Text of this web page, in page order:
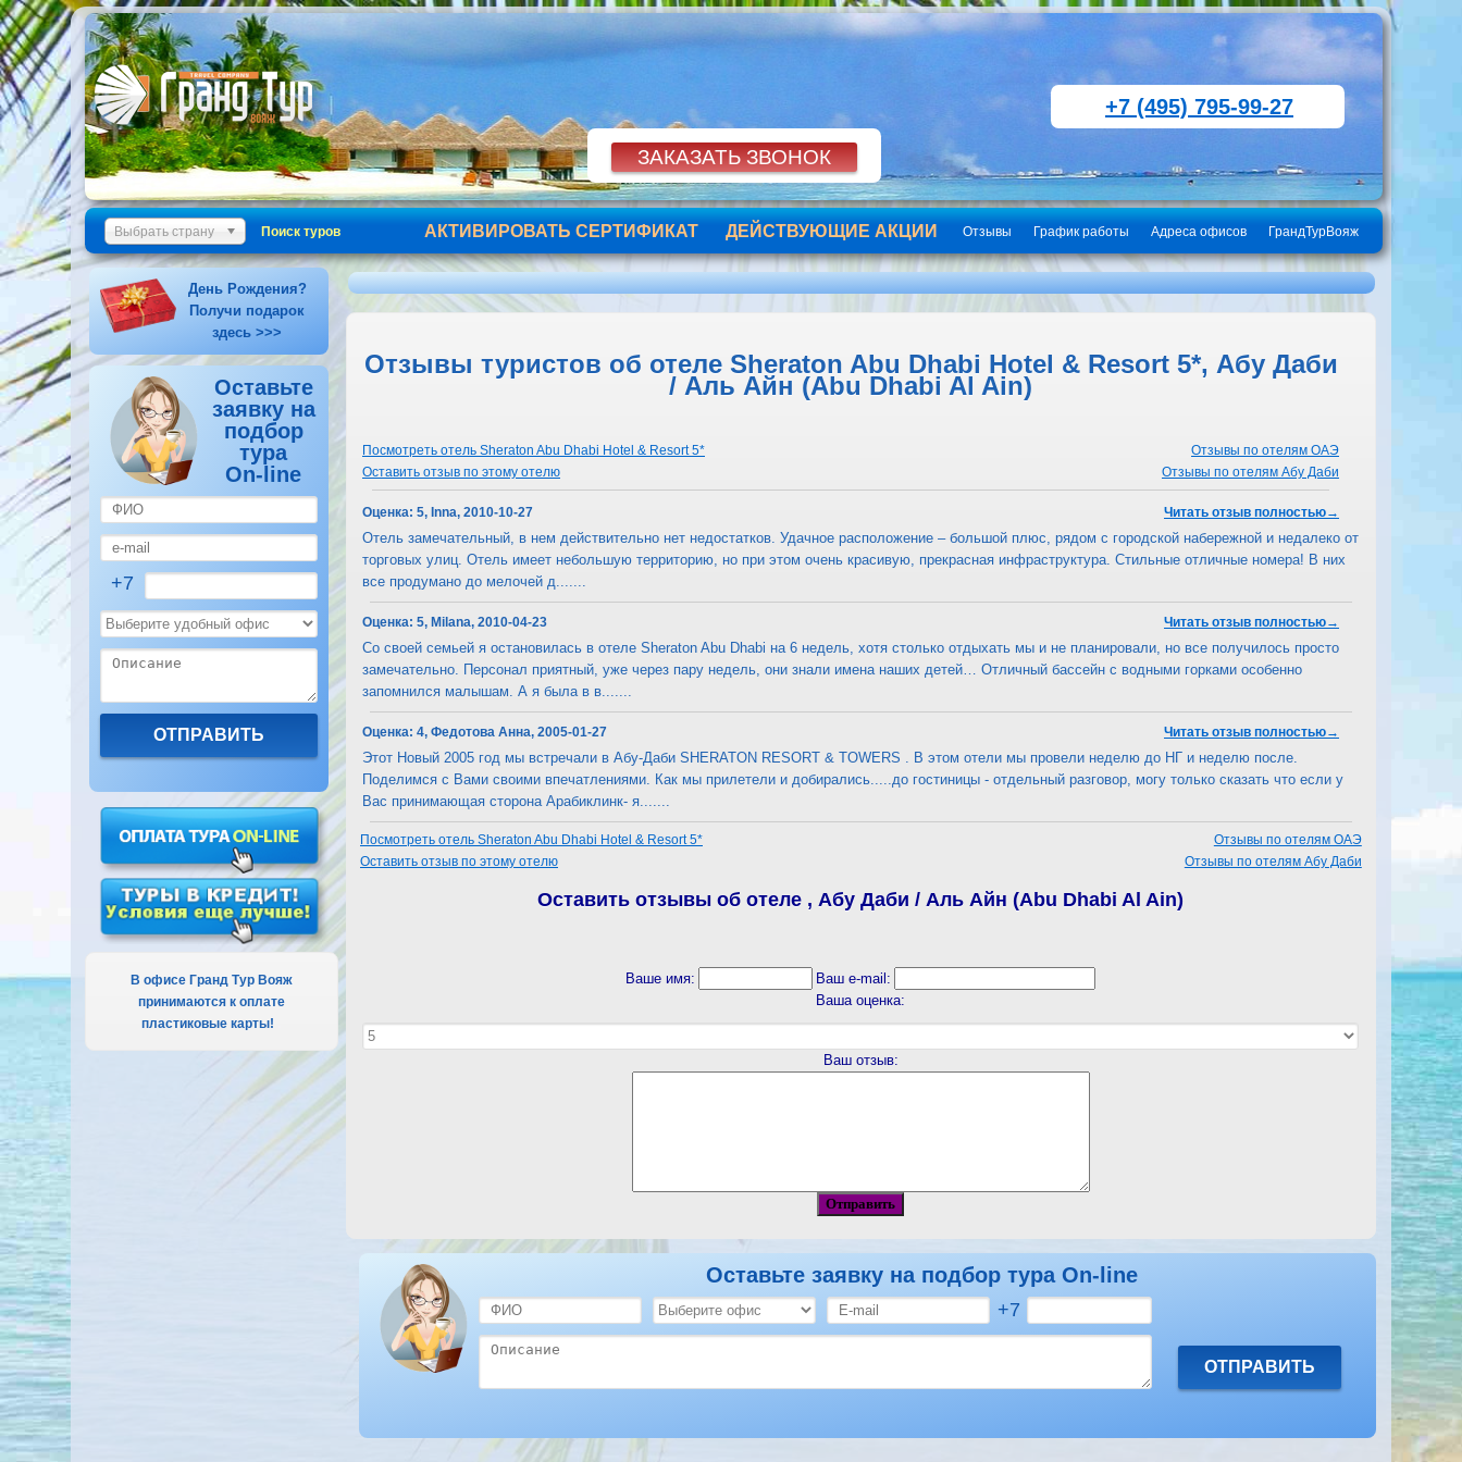
+7 (495) 795-99-27
Выбрать страну Поиск туров ГрандТурВояж
Адреса офисов
График работы
Отзывы
ДЕЙСТВУЮЩИЕ АКЦИИ
АКТИВИРОВАТЬ СЕРТИФИКАТ
День Рождения?
Получи подарок
здесь >>>
Оставьте
заявку на
подбор
тура
On-line
+7
В офисе Гранд Тур Вояж
принимаются к оплате
пластиковые карты!
Отзывы туристов об отеле Sheraton Abu Dhabi Hotel & Resort 5*, Абу Даби
/ Аль Айн (Abu Dhabi Al Ain)
Посмотреть отель Sheraton Abu Dhabi Hotel & Resort 5*
Отзывы по отелям ОАЭ
Оставить отзыв по этому отелю
Отзывы по отелям Абу Даби
Оценка: 5, Inna, 2010-10-27 Читать отзыв полностью→
Отель замечательный, в нем действительно нет недостатков. Удачное расположение – большой плюс, рядом с городской набережной и недалеко от
торговых улиц. Отель имеет небольшую территорию, но при этом очень красивую, прекрасная инфраструктура. Стильные отличные номера! В них
все продумано до мелочей д.......
Оценка: 5, Milana, 2010-04-23 Читать отзыв полностью→
Со своей семьей я остановилась в отеле Sheraton Abu Dhabi на 6 недель, хотя столько отдыхать мы и не планировали, но все получилось просто
замечательно. Персонал приятный, уже через пару недель, они знали имена наших детей… Отличный бассейн с водными горками особенно
запомнился малышам. А я была в в.......
Оценка: 4, Федотова Анна, 2005-01-27 Читать отзыв полностью→
Этот Новый 2005 год мы встречали в Абу-Даби SHERATON RESORT & TOWERS . В этом отели мы провели неделю до НГ и неделю после.
Поделимся с Вами своими впечатлениями. Как мы прилетели и добирались.....до гостиницы - отдельный разговор, могу только сказать что если у
Вас принимающая сторона Арабиклинк- я.......
Посмотреть отель Sheraton Abu Dhabi Hotel & Resort 5*
Отзывы по отелям ОАЭ
Отзывы по отелям Абу Даби
Оставить отзыв по этому отелю
Оставить отзывы об отеле , Абу Даби / Аль Айн (Abu Dhabi Al Ain)
Ваше имя:
Ваш e-mail:
Ваша оценка:
Ваш отзыв:
Оставьте заявку на подбор тура On-line
+7